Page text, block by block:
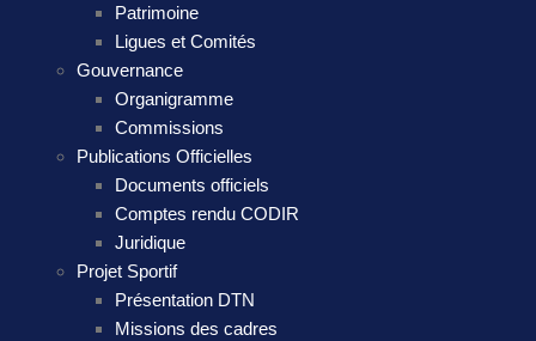
Patrimoine
Ligues et Comités
Gouvernance
Organigramme
Commissions
Publications Officielles
Documents officiels
Comptes rendu CODIR
Juridique
Projet Sportif
Présentation DTN
Missions des cadres